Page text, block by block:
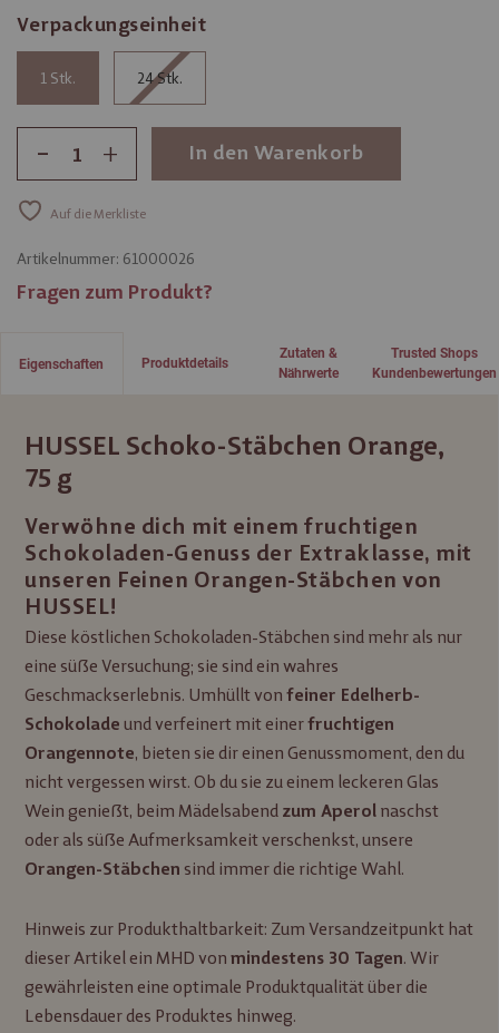
Verpackungseinheit
1 24
- + In den Warenkorb
Auf die Merkliste
Artikelnummer: 61000026
Fragen zum Produkt?
Eigenschaften
HUSSEL Schoko-Stäbchen Orange,
75 g
Verwöhne dich mit einem fruchtigen
Schokoladen-Genuss der Extraklasse, mit
unseren Feinen Orangen-Stäbchen von
HUSSEL!
Diese köstlichen Schokoladen-Stäbchen sind mehr als nur
eine süße Versuchung; sie sind ein wahres
Geschmackserlebnis. Umhüllt vonfeiner Edelherb-
Schokolade und verfeinert mit einerfruchtigen
Orangennote, bieten sie dir einen Genussmoment, den du
nicht vergessen wirst. Ob du sie zu einem leckeren Glas
Wein genießt, beim Mädelsabend zum Aperol naschst
oder als süße Aufmerksamkeit verschenkst, unsere
Orangen-Stäbchen sind immer die richtige Wahl.
Hinweis zur Produkthaltbarkeit: Zum Versandzeitpunkt hat
dieser Artikel ein MHD vonmindestens 30 Tagen. Wir
gewährleisten eine optimale Produktqualität über die
Lebensdauer des Produktes hinweg.
Produktdetails
Zutaten &
Nährwerte
Trusted Shops
Kundenbewertungen